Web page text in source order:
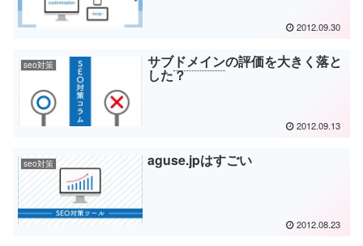
2012.09.30
seo対策 サブドメインの評価を大きく落と
した？
2012.09.13
seo対策 aguse.jpはすごい
2012.08.23